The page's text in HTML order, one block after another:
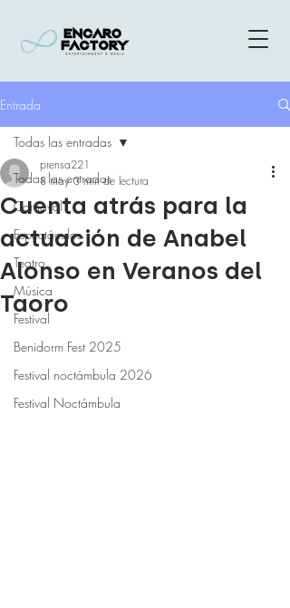
Entrada
Todas las entradas
Carnaval
Espectáculos
Teatro
Música
Festival
Benidorm Fest 2025
Festival noctámbula 2026
Festival Noctámbula
Todas las entradas
Cuenta atrás para la
actuación de Anabel
Alonso en Veranos del
Taoro
prensa221
8 may 3 min de lectura